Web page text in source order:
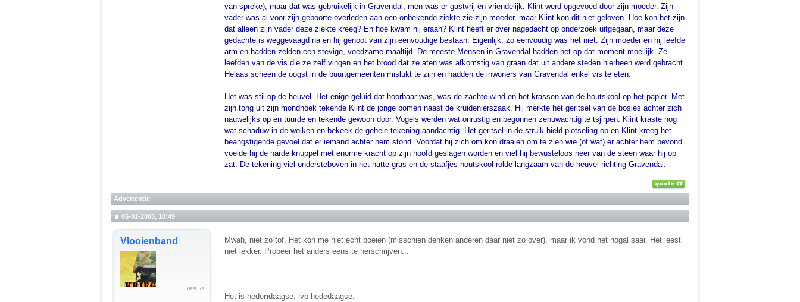
van spreke), maar dat was gebruikelijk in Gravendal; men was er gastvrij en vriendelijk. Klint werd opgevoed door zijn moeder. Zijn
vader was al voor zijn geboorte overleden aan een onbekende ziekte zie zijn moeder, maar Klint kon dit niet geloven. Hoe kon het zijn
dat alleen zijn vader deze ziekte kreeg? En hoe kwam hij eraan? Klint heeft er over nagedacht op onderzoek uitgegaan, maar deze
gedachte is weggevaagd na en hij genoot van zijn eenvoudige bestaan. Eigenlijk, zo eenvoudig was het niet. Zijn moeder en hij leefde
arm en hadden zelden een stevige, voedzame maaltijd. De meeste Mensen in Gravendal hadden het op dat moment moeilijk. Ze
leefden van de vis die ze zelf vingen en het brood dat ze aten was afkomstig van graan dat uit andere steden hierheen werd gebracht.
Helaas scheen de oogst in de buurtgemeenten mislukt te zijn en hadden de inwoners van Gravendal enkel vis te eten.
Het was stil op de heuvel. Het enige geluid dat hoorbaar was, was de zachte wind en het krassen van de houtskool op het papier. Met
zijn tong uit zijn mondhoek tekende Klint de jonge bomen naast de kruidenierszaak. Hij merkte het geritsel van de bosjes achter zich
nauwelijks op en tuurde en tekende gewoon door. Vogels werden wat onrustig en begonnen zenuwachtig te tsjirpen. Klint kraste nog
wat schaduw in de wolken en bekeek de gehele tekening aandachtig. Het geritsel in de struik hield plotseling op en Klint kreeg het
beangstigende gevoel dat er iemand achter hem stond. Voordat hij zich om kon draaien om te zien wie (of wat) er achter hem bevond
voelde hij de harde knuppel met enorme kracht op zijn hoofd geslagen worden en viel hij bewusteloos neer van de steen waar hij op
zat. De tekening viel ondersteboven in het natte gras en de staafjes houtskool rolde langzaam van de heuvel richting Gravendal.
Advertentie
05-01-2003, 10:49
Vlooienband
Mwah, niet zo tof. Het kon me niet echt boeien (misschien denken anderen daar niet zo over), maar ik vond het nogal saai. Het leest
niet lekker. Probeer het anders eens te herschrijven...
Het is hedendaagse, ivp hededaagse.